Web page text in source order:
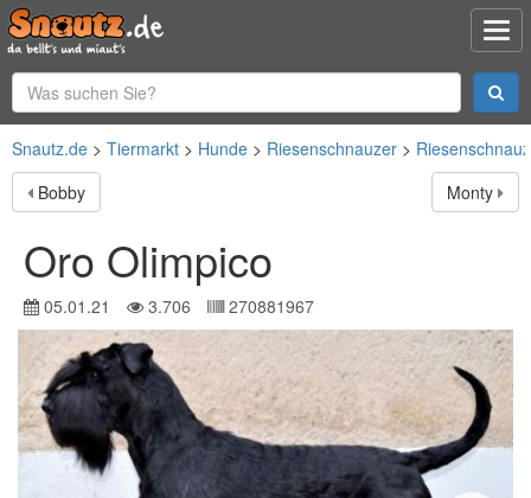
Snautz.de Tiermarkt Hunde Riesenschnauzer
Bobby
Monty
Oro Olimpico
05.01.21 3.706 270881967